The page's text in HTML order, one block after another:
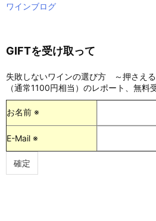
ワインブログ
GIFTを受け取って
失敗しないワインの選び方 ～押さえ
（通常1100円相当）のレポート、無
お名前 ※
E-Mail ※